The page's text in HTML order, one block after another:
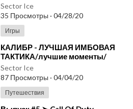
Sector Ice
35 Просмотры · 04/28/20
Игры
⁣КАЛИБР - ЛУЧШАЯ ИМБОВАЯ
ТАКТИКА/лучшие моменты/
приколы/баги/фейлы/выпуск#6
Sector Ice
87 Просмотры · 04/04/20
Путешествия